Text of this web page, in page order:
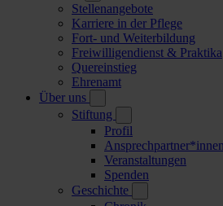
Stellenangebote
Karriere in der Pflege
Fort- und Weiterbildung
Freiwilligendienst & Praktika
Quereinstieg
Ehrenamt
Über uns
Stiftung
Profil
Ansprechpartner*innen
Veranstaltungen
Spenden
Geschichte